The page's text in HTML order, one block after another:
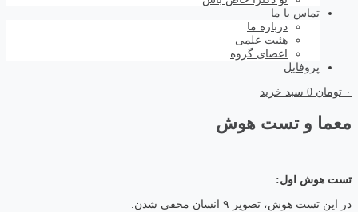
تماس با ما
درباره ما
هئیت علمی
اعضای گروه
پروفایل
۰ تومان 0 سبد خرید
معما و تست هوش
تست هوش اول:
در این تست هوش، تصویر ۹ انسان مخفی شدن.